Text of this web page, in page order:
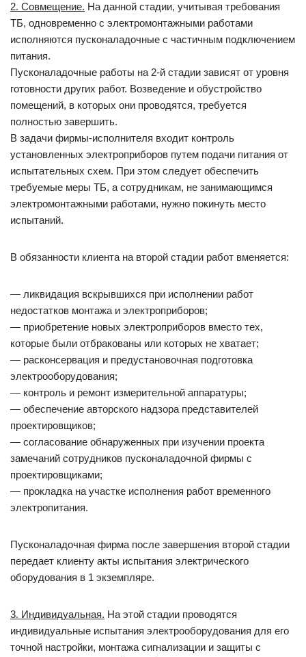
2. Совмещение. На данной стадии, учитывая требования
ТБ, одновременно с электромонтажными работами
исполняются пусконаладочные с частичным подключением
питания.
Пусконаладочные работы на 2-й стадии зависят от уровня
готовности других работ. Возведение и обустройство
помещений, в которых они проводятся, требуется
полностью завершить.
В задачи фирмы-исполнителя входит контроль
установленных электроприборов путем подачи питания от
испытательных схем. При этом следует обеспечить
требуемые меры ТБ, а сотрудникам, не занимающимся
электромонтажными работами, нужно покинуть место
испытаний.
В обязанности клиента на второй стадии работ вменяется:
— ликвидация вскрывшихся при исполнении работ
недостатков монтажа и электроприборов;
— приобретение новых электроприборов вместо тех,
которые были отбракованы или которых не хватает;
— расконсервация и предустановочная подготовка
электрооборудования;
— контроль и ремонт измерительной аппаратуры;
— обеспечение авторского надзора представителей
проектировщиков;
— согласование обнаруженных при изучении проекта
замечаний сотрудников пусконаладочной фирмы с
проектировщиками;
— прокладка на участке исполнения работ временного
электропитания.
Пусконаладочная фирма после завершения второй стадии
передает клиенту акты испытания электрического
оборудования в 1 экземпляре.
3. Индивидуальная. На этой стадии проводятся
индивидуальные испытания электрооборудования для его
точной настройки, монтажа сигнализации и защиты с